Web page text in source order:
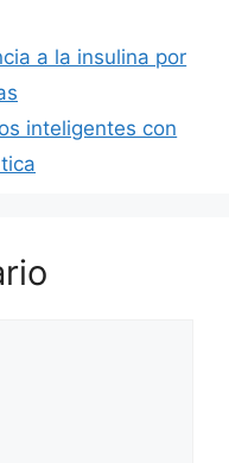
a la insulina por
inteligentes con